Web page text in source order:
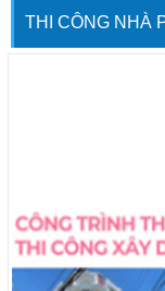
THI CÔNG NHÀ